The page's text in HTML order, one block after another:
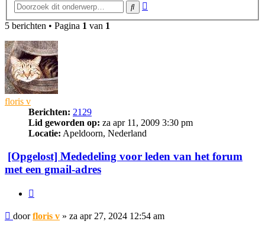
Zoek
5 berichten • Pagina 1 van 1
floris v
Berichten: 2129
Lid geworden op: za apr 11, 2009 3:30 pm
Locatie: Apeldoorn, Nederland
[Opgelost] Mededeling voor leden van het forum
met een gmail-adres
Bericht
doorfloris v » za apr 27, 2024 12:54 am